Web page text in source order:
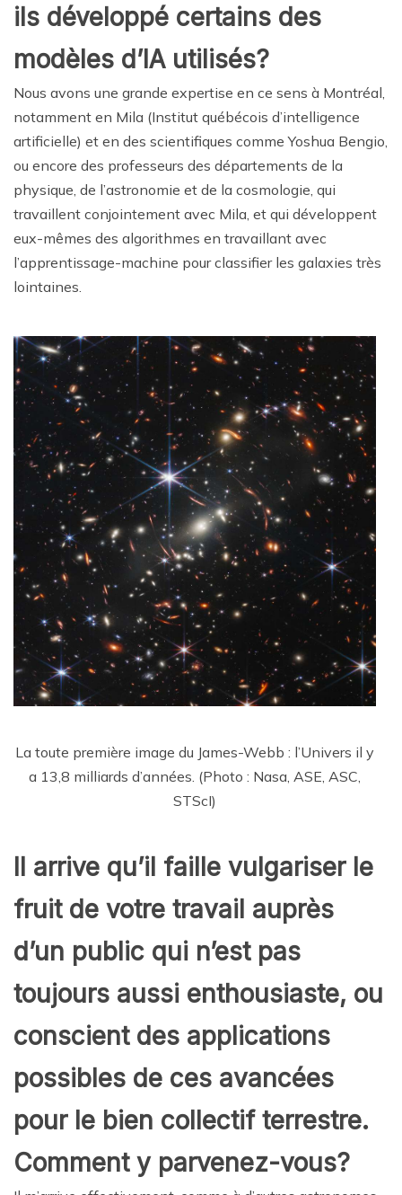
ils développé certains des
modèles d’IA utilisés?
Nous avons une grande expertise en ce sens à Montréal,
notamment en Mila (Institut québécois d’intelligence
artificielle) et en des scientifiques comme Yoshua Bengio,
ou encore des professeurs des départements de la
physique, de l’astronomie et de la cosmologie, qui
travaillent conjointement avec Mila, et qui développent
eux-mêmes des algorithmes en travaillant avec
l’apprentissage-machine pour classifier les galaxies très
lointaines.
La toute première image du James-Webb : l’Univers il y
a 13,8 milliards d’années. (Photo : Nasa, ASE, ASC,
STScI)
Il arrive qu’il faille vulgariser le
fruit de votre travail auprès
d’un public qui n’est pas
toujours aussi enthousiaste, ou
conscient des applications
possibles de ces avancées
pour le bien collectif terrestre.
Comment y parvenez-vous?